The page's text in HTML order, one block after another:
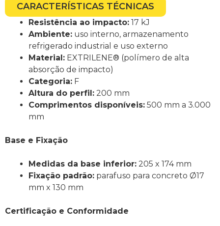
CARACTERÍSTICAS TÉCNICAS
Resistência ao impacto: 17 kJ
Ambiente: uso interno, armazenamento
refrigerado industrial e uso externo
Material: EXTRILENE® (polímero de alta
absorção de impacto)
Categoria: F
Altura do perfil: 200 mm
Comprimentos disponíveis: 500 mm a 3.000
mm
Base e Fixação
Medidas da base inferior: 205 x 174 mm
Fixação padrão: parafuso para concreto Ø17
mm x 130 mm
Certificação e Conformidade